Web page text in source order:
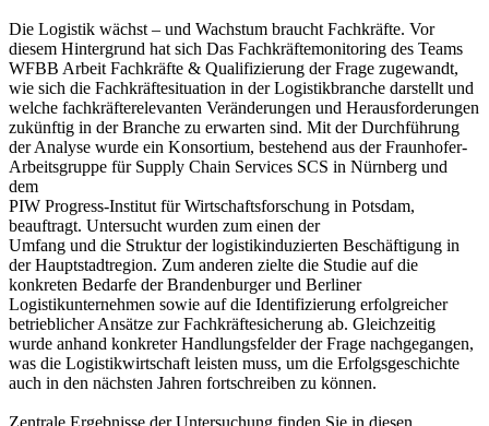
Die Logistik wächst – und Wachstum braucht Fachkräfte. Vor
diesem Hintergrund hat sich Das Fachkräftemonitoring des Teams
WFBB Arbeit Fachkräfte & Qualifizierung der Frage zugewandt,
wie sich die Fachkräftesituation in der Logistikbranche darstellt und
welche fachkräfterelevanten Veränderungen und Herausforderungen
zukünftig in der Branche zu erwarten sind. Mit der Durchführung
der Analyse wurde ein Konsortium, bestehend aus der Fraunhofer-
Arbeitsgruppe für Supply Chain Services SCS in Nürnberg und
dem
PIW Progress-Institut für Wirtschaftsforschung in Potsdam,
beauftragt. Untersucht wurden zum einen der
Umfang und die Struktur der logistikinduzierten Beschäftigung in
der Hauptstadtregion. Zum anderen zielte die Studie auf die
konkreten Bedarfe der Brandenburger und Berliner
Logistikunternehmen sowie auf die Identifizierung erfolgreicher
betrieblicher Ansätze zur Fachkräftesicherung ab. Gleichzeitig
wurde anhand konkreter Handlungsfelder der Frage nachgegangen,
was die Logistikwirtschaft leisten muss, um die Erfolgsgeschichte
auch in den nächsten Jahren fortschreiben zu können.
Zentrale Ergebnisse der Untersuchung finden Sie in diesen